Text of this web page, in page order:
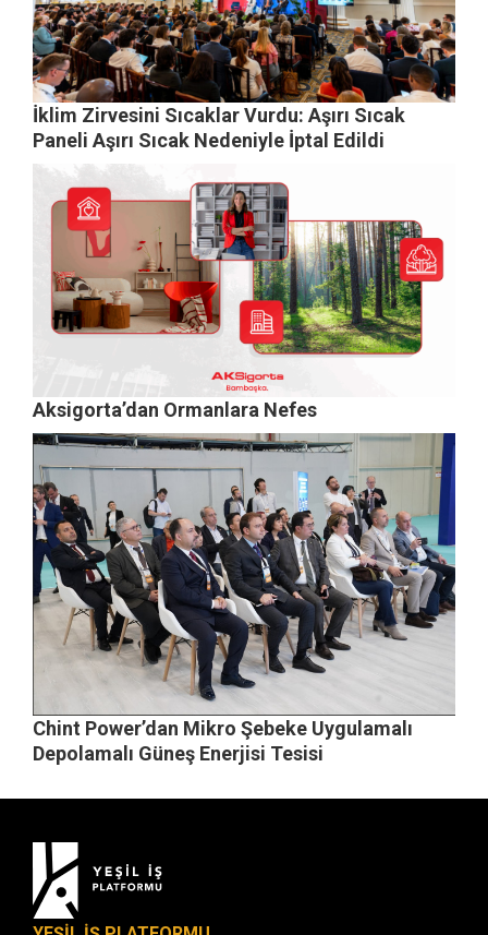
İklim Zirvesini Sıcaklar Vurdu: Aşırı Sıcak
Paneli Aşırı Sıcak Nedeniyle İptal Edildi
Aksigorta’dan Ormanlara Nefes
Chint Power’dan Mikro Şebeke Uygulamalı
Depolamalı Güneş Enerjisi Tesisi